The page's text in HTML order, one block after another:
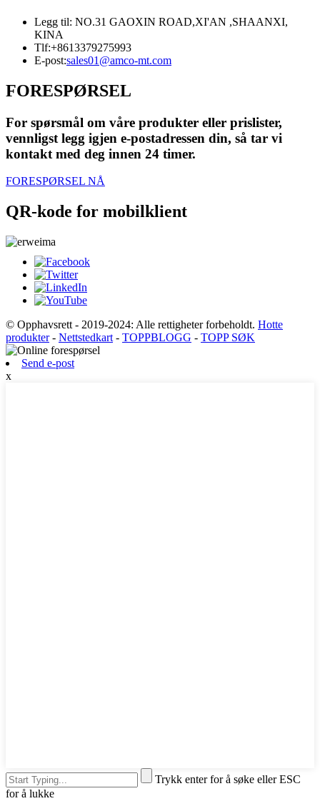
Legg til: NO.31 GAOXIN ROAD,XI'AN ,SHAANXI,
KINA
Tlf:+8613379275993
E-post:sales01@amco-mt.com
FORESPØRSEL
For spørsmål om våre produkter eller prislister,
vennligst legg igjen e-postadressen din, så tar vi
kontakt med deg innen 24 timer.
FORESPØRSEL NÅ
QR-kode for mobilklient
© Opphavsrett - 2019-2024: Alle rettigheter forbeholdt. Hotte
produkter- Nettstedkart - TOPPBLOGG - TOPP SØK
Send e-post
x
Trykk enter for å søke eller ESC
for å lukke